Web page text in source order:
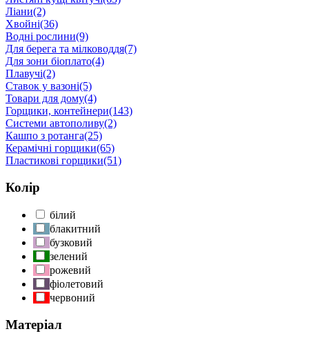
Ліани(2)
Хвойні(36)
Водні рослини(9)
Для берега та мілководдя(7)
Для зони біоплато(4)
Плавучі(2)
Ставок у вазоні(5)
Товари для дому(4)
Горщики, контейнери(143)
Системи автополиву(2)
Кашпо з ротанга(25)
Керамічні горщики(65)
Пластикові горщики(51)
Колір
білий
блакитний
бузковий
зелений
рожевий
фіолетовий
червоний
Матеріал